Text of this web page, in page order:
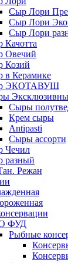
Сыр Лори
Сыр Лори
Сыр Лори
Качотта
Овечий
Козий
в Керамике
ЭКОТАВУШ
Сыры
Крем сыры
Antipasti
Сыры ассорти
Чечил
разный
Режан
ФУД
Рыбные